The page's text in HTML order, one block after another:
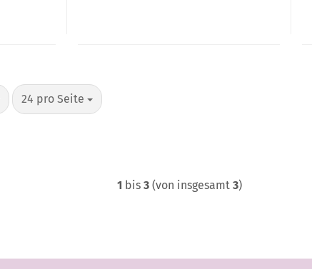
24 pro Seite
pro Seite
1 bis 3(von insgesamt 3)